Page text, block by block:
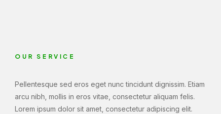
OUR SERVICE
Pellentesque sed eros eget nunc tincidunt dignissim. Etiam
arcu nibh, mollis in eros vitae, consectetur aliquam felis.
Lorem ipsum dolor sit amet, consectetur adipiscing elit.